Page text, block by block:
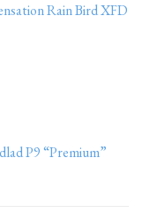
Rain Bird XFD
P9 “Premium”